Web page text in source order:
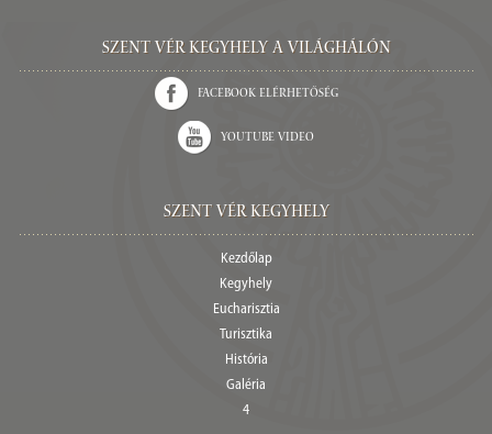
Szent Vér kegyhely a világhálón
Facebook elérhetőség
Youtube video
Szent Vér Kegyhely
Kezdőlap
Kegyhely
Eucharisztia
Turisztika
História
Galéria
4